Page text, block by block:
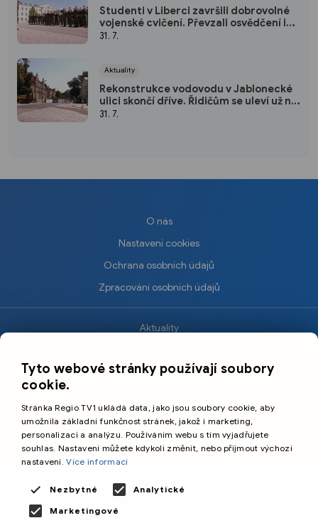
Studenti v Liberci završili dobrovolné
vojenské cvičení. Převzali osvědčení i
ocenění
31. 7.
Aktuality
Rekonstrukce vodovodu v Jablonecké
ulici skončí dříve. Řidičům se uleví už na
podzim
31. 7.
O nás
Nastavení cookies
Ochrana osobních údajů
Zpracování osobních údajů
Aktuality
Sport
Cestování
Primetime Media s.r.o.
Tyto webové stránky používají soubory
cookie.
Stránka Regio TV1 ukládá data, jako jsou soubory cookie, aby
umožnila základní funkčnost stránek, jakož i marketing,
personalizaci a analýzu. Používáním webu s tím vyjadřujete
souhlas. Nastavení můžete kdykoli změnit, nebo přijmout výchozí
nastavení.Více informací
Nezbytné
Analytické
Marketingové